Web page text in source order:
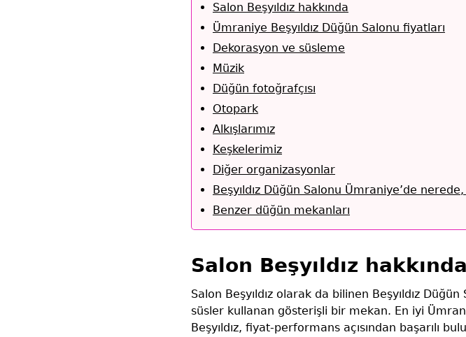
Salon Beşyıldız hakkında
Ümraniye Beşyıldız Düğün Salonu fiyatları
Dekorasyon ve süsleme
Müzik
Düğün fotoğrafçısı
Otopark
Alkışlarımız
Keşkelerimiz
Diğer organizasyonlar
Beşyıldız Düğün Salonu Ümraniye’de
Benzer düğün mekanları
Salon Beşyıldız hakkında
Salon Beşyıldız olarak da bilinen Beşyıldız
süsler kullanan gösterişli bir mekan. En iyi
Beşyıldız, fiyat-performans açısından başarılı